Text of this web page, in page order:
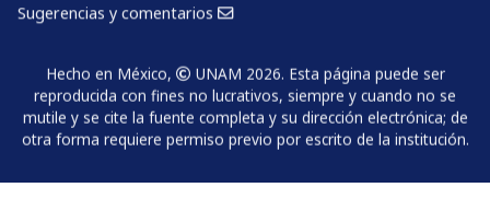
Sugerencias y comentarios
Hecho en México,
UNAM 2026. Esta página puede ser
reproducida con fines no lucrativos, siempre y cuando no se
mutile y se cite la fuente completa y su dirección electrónica; de
otra forma requiere permiso previo por escrito de la institución.